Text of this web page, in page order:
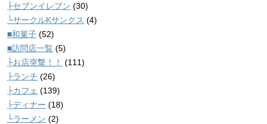
├セブンイレブン (30)
└サークルKサンクス (4)
■和菓子 (52)
■訪問店一覧 (5)
├お店突撃！！
(111)
├ランチ (26)
├カフェ (139)
├ディナー (18)
└ラーメン (2)